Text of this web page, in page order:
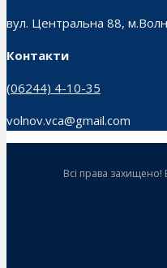
вул. Центральна 88,
Контакти
(06244) 4-10-35
volnov.vca@gmail.com
Всі права захищено!